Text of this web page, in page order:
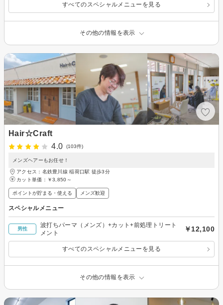
すべてのスペシャルメニューを見る
その他の情報を表示
Hair☆Craft
4.0
(103件)
メンズヘアーもお任せ！
アクセス：名鉄豊川線 稲荷口駅 徒歩3分
カット単価： ￥3,850～
ポイントが貯まる・使える メンズ歓迎
スペシャルメニュー
男性
波打ちパーマ（メンズ）+カット+前処理トリート
メント
￥12,100
すべてのスペシャルメニューを見る
その他の情報を表示